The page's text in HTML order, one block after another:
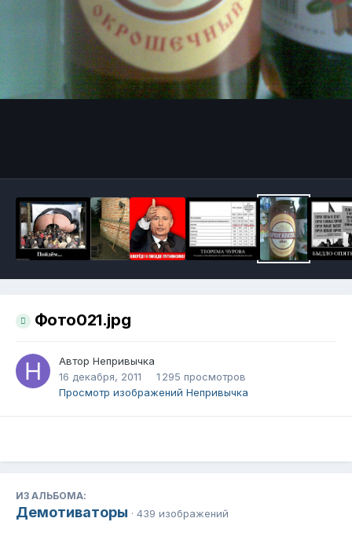
Фото021.jpg
Автор Непривычка
16 декабря, 2011
1 295 просмотров
Просмотр изображений Непривычка
ИЗ АЛЬБОМА:
Демотиваторы · 439 изображений